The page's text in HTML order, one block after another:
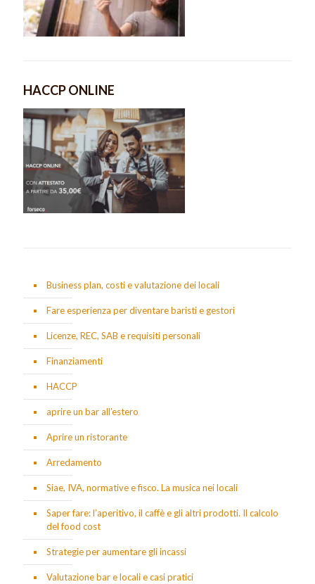
HACCP ONLINE
Business plan, costi e valutazione dei locali
Fare esperienza per diventare baristi e gestori
Licenze, REC, SAB e requisiti personali
Finanziamenti
HACCP
aprire un bar all’estero
Aprire un ristorante
Arredamento
Siae, IVA, normative e fisco. La musica nei locali
Saper fare: l’aperitivo, il caffè e gli altri prodotti. Il calcolo
del food cost
Strategie per aumentare gli incassi
Valutazione bar e locali e casi pratici